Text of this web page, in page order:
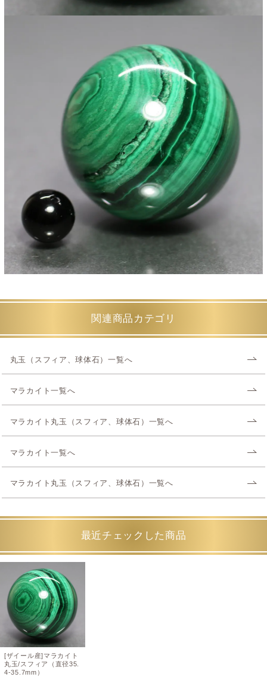
関連商品カテゴリ
丸玉（スフィア、球体石）一覧へ
マラカイト一覧へ
マラカイト丸玉（スフィア、球体石）一覧へ
マラカイト一覧へ
マラカイト丸玉（スフィア、球体石）一覧へ
最近チェックした商品
[ザイール産]マラカイト
丸玉/スフィア（直径35.
4-35.7mm）